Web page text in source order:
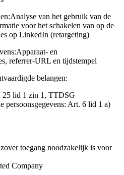
Analyse van het gebruik van de
voor het schakelen van op de
op LinkedIn (retargeting)
Apparaat- en
referrer-URL en tijdstempel
belangen:
25 lid 1 zin 1, TTDSG
persoonsgegevens: Art. 6 lid 1 a)
toegang noodzakelijk is voor
Company